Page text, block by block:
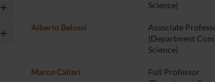
Science)
Alberto Belussi
Associate
(Department
Science)
Marco Caliari
Full Professor